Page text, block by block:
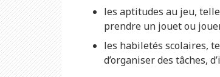
les aptitudes au jeu,
prendre un jouet ou
les habiletés scolaires,
d’organiser des tâches,